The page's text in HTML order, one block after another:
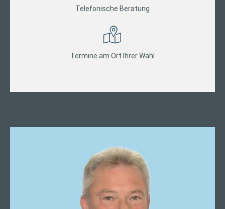
Telefonische Beratung
Termine am Ort Ihrer Wahl